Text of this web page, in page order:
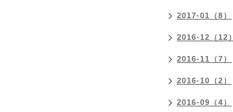
2017-01（8）
2016-12（12）
2016-11（7）
2016-10（2）
2016-09（4）